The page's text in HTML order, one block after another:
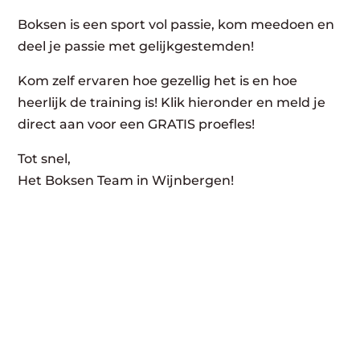
Boksen is een sport vol passie, kom meedoen en
deel je passie met gelijkgestemden!
Kom zelf ervaren hoe gezellig het is en hoe
heerlijk de training is! Klik hieronder en meld je
direct aan voor een GRATIS proefles!
Tot snel,
Het Boksen Team in Wijnbergen!